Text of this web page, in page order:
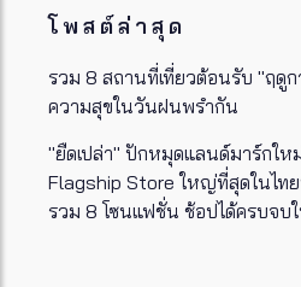
โพสต์ล่าสุด
รวม 8 สถานที่เที่ยวต้อนรับ "ฤดูก
ความสุขในวันฝนพรำกัน
"ยืดเปล่า" ปักหมุดแลนด์มาร์กใหม่
Flagship Store ใหญ่ที่สุดในไท
รวม 8 โซนแฟชั่น ช้อปได้ครบจบ